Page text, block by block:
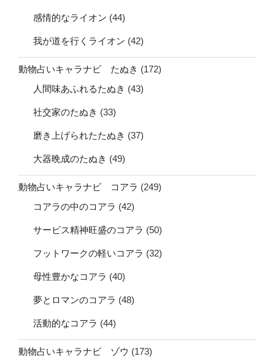
感情的なライオン (44)
我が道を行くライオン (42)
動物占いキャラナビ たぬき (172)
人間味あふれるたぬき (43)
社交家のたぬき (33)
磨き上げられたたぬき (37)
大器晩成のたぬき (49)
動物占いキャラナビ コアラ (249)
コアラの中のコアラ (42)
サービス精神旺盛のコアラ (50)
フットワークの軽いコアラ (32)
母性豊かなコアラ (40)
夢とロマンのコアラ (48)
活動的なコアラ (44)
動物占いキャラナビ ゾウ (173)